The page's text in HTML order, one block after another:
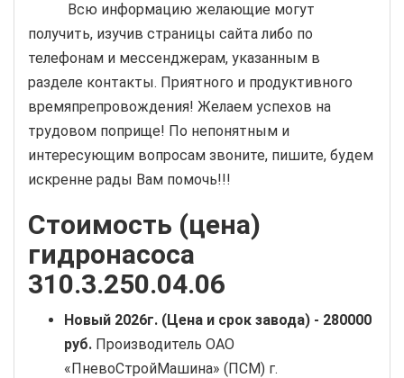
Всю информацию желающие могут
получить, изучив страницы сайта либо по
телефонам и мессенджерам, указанным в
разделе контакты. Приятного и продуктивного
времяпрепровождения! Желаем успехов на
трудовом поприще! По непонятным и
интересующим вопросам звоните, пишите, будем
искренне рады Вам помочь!!!
Стоимость (цена)
гидронасоса
310.3.250.04.06
Новый 2026г. (Цена и срок завода) - 280000
руб. Производитель ОАО
«ПневоСтройМашина» (ПСМ) г.